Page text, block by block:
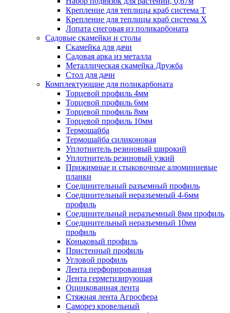
Крепление для теплицы краб система Т
Крепление для теплицы краб система Х
Лопата снеговая из поликарбоната
Садовые скамейки и столы
Скамейка для дачи
Садовая арка из металла
Металлическая скамейка Дружба
Стол для дачи
Комплектующие для поликарбоната
Торцевой профиль 4мм
Торцевой профиль 6мм
Торцевой профиль 8мм
Торцевой профиль 10мм
Термошайба
Термошайба силиконовая
Уплотнитель резиновый широкий
Уплотнитель резиновый узкий
Прижимные и стыковочные алюминиевые
планки
Соединительный разъемный профиль
Соединительный неразъемный 4-6мм
профиль
Соединительный неразъемный 8мм профиль
Соединительный неразъемный 10мм
профиль
Коньковый профиль
Пристенный профиль
Угловой профиль
Лента перфорированная
Лента герметизирующая
Оцинкованная лента
Стяжная лента Агросфера
Саморез кровельный